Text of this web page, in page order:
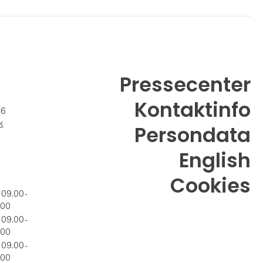
-
-
-
Pressecenter
Kontaktinfo
Persondata
English
Cookies